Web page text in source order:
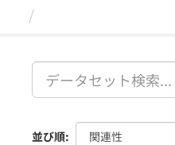
並び順